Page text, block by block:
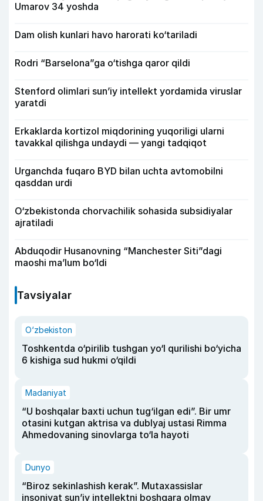
Umarov 34 yoshda
Dam olish kunlari havo harorati ko‘tariladi
Rodri “Barselona”ga o‘tishga qaror qildi
Stenford olimlari sun’iy intellekt yordamida viruslar
yaratdi
Erkaklarda kortizol miqdorining yuqoriligi ularni
tavakkal qilishga undaydi — yangi tadqiqot
Urganchda fuqaro BYD bilan uchta avtomobilni
qasddan urdi
O‘zbekistonda chorvachilik sohasida subsidiyalar
ajratiladi
Abduqodir Husanovning “Manchester Siti”dagi
maoshi ma’lum bo‘ldi
Tavsiyalar
O‘zbekiston
Toshkentda o‘pirilib tushgan yo‘l qurilishi bo‘yicha
6 kishiga sud hukmi o‘qildi
Madaniyat
“U boshqalar baxti uchun tug‘ilgan edi”. Bir umr
otasini kutgan aktrisa va dublyaj ustasi Rimma
Ahmedovaning sinovlarga to‘la hayoti
Dunyo
“Biroz sekinlashish kerak”. Mutaxassislar
insoniyat sun’iy intellektni boshqara olmay